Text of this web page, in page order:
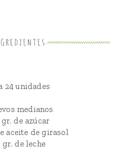
24 unidades
medianos
gr. de azúcar
aceite de girasol
gr. de leche